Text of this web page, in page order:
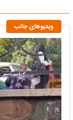
ویدیوهای جالب